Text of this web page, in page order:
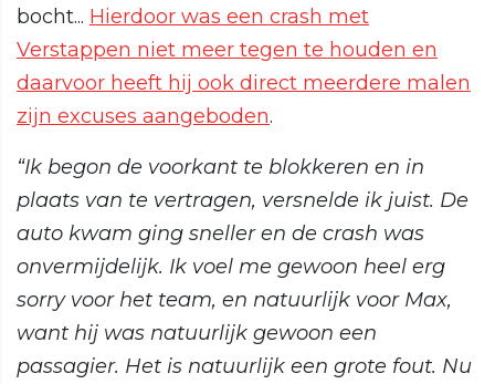
bocht... Hierdoor was een crash met
Verstappen niet meer tegen te houden en
daarvoor heeft hij ook direct meerdere malen
zijn excuses aangeboden.
“Ik begon de voorkant te blokkeren en in
plaats van te vertragen, versnelde ik juist. De
auto kwam ging sneller en de crash was
onvermijdelijk. Ik voel me gewoon heel erg
sorry voor het team, en natuurlijk voor Max,
want hij was natuurlijk gewoon een
passagier. Het is natuurlijk een grote fout. Nu